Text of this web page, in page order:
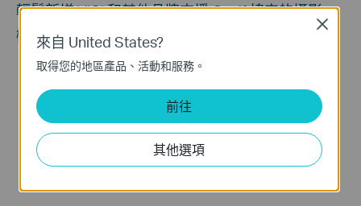
輕鬆新增 VIGI 和其他品牌支援 Onvif 協定的攝影
機，建立強大而多樣的網路
來自 United States?
取得您的地區產品、活動和服務。
前往
其他選項
Close